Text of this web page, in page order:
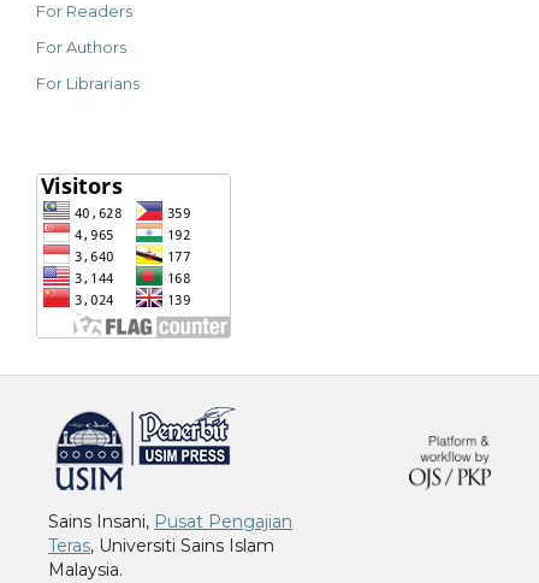
For Readers
For Authors
For Librarians
Sains Insani, Pusat Pengajian
Teras, Universiti Sains Islam
Malaysia.